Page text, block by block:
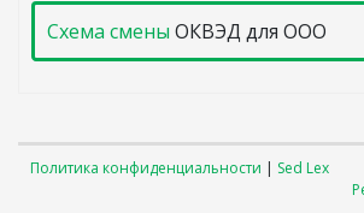
Схема смены ОКВЭД для ООО
Политика конфиденциальности | Sed Lex